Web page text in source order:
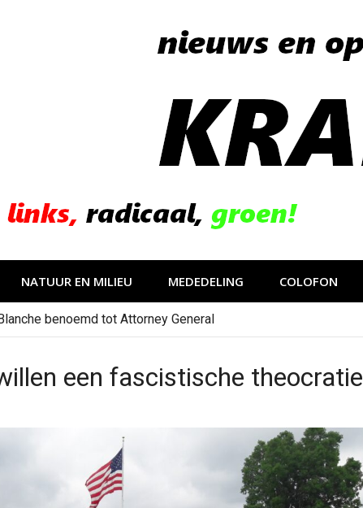
NATUUR EN MILIEU MEDEDELING COLOFON
benoemd tot Attorney General
een fascistische theocratie